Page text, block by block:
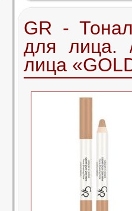
GR -
для лица.
лица